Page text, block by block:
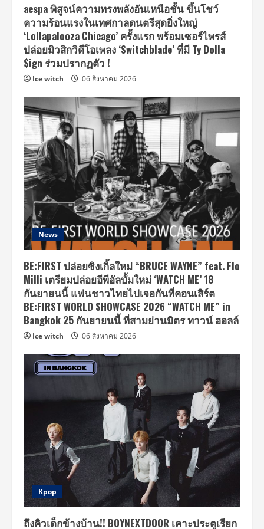
aespa พิสูจน์ความทรงพลังอันเหนือชั้น ขึ้นโชว์
ความร้อนแรงในเทศกาลดนตรีสุดยิ่งใหญ่
‘Lollapalooza Chicago’ ครั้งแรก พร้อมเซอร์ไพรส์
ปล่อยมิวสิกวิดีโอเพลง ‘Switchblade’ ที่มี Ty Dolla
$ign ร่วมปรากฏตัว !
Ice witch 06 สิงหาคม 2026
News
BE:FIRST ปล่อยซิงเกิ้ลใหม่ “BRUCE WAYNE” feat. Flo
Milli เตรียมปล่อยอีพีอัลบั้มใหม่ ‘WATCH ME’ 18
กันยายนนี้ แฟนชาวไทยไปเจอกันที่คอนเสิร์ต
BE:FIRST WORLD SHOWCASE 2026 “WATCH ME” in
Bangkok 25 กันยายนนี้ ที่สามย่านมิตร ทาวน์ ฮอลล์
Ice witch 06 สิงหาคม 2026
Kpop
ถึงคิวเด็กข้างบ้าน!! BOYNEXTDOOR เคาะประตูเรียก